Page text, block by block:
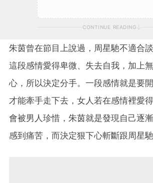
CONTINUE READING
朱茵曾在節目上說過，周星馳不適合
這段感情愛得卑微、失去自我，加上
心，所以決定分手。一段感情就是要
才能牽手走下去，女人若在感情裡愛
會被男人珍惜，朱茵就是發現自己逐
感到痛苦，而決定狠下心斬斷跟周星馳